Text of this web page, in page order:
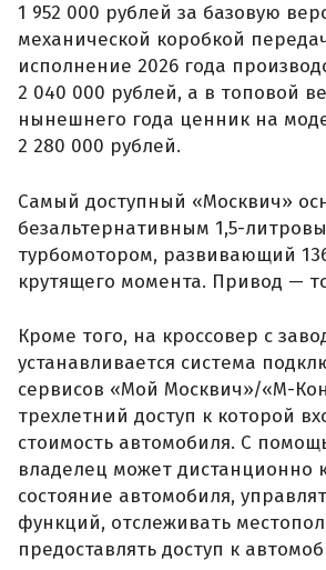
1 952 000 рублей за базовую
механической коробкой
исполнение 2026 года
2 040 000 рублей, а в топовой
нынешнего года ценник на
2 280 000 рублей.
Самый доступный «Москвич»
безальтернативным 1,5-
турбомотором, развивающий
крутящего момента. Привод —
Кроме того, на кроссовер с
устанавливается система
сервисов «Мой Москвич»/«М-
трехлетний доступ к которой
стоимость автомобиля. С
владелец может дистанционно
состояние автомобиля,
функций, отслеживать
предоставлять доступ к